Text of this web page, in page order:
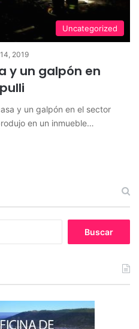
Uncategorized
2019
y un galpón en
y un galpón en el sector
en un inmueble…
: